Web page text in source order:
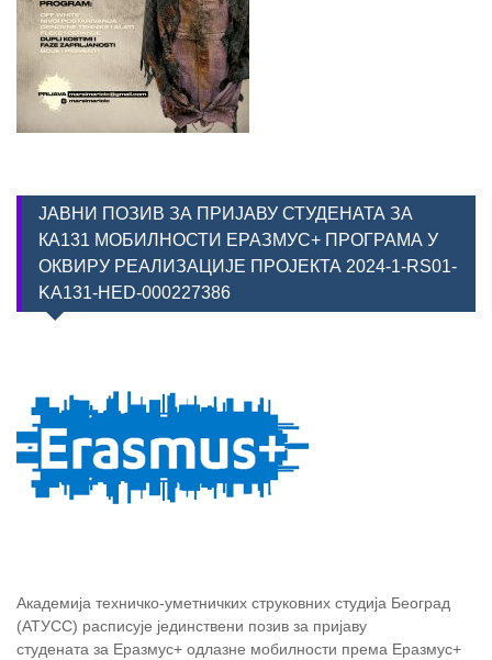
ЈАВНИ ПОЗИВ ЗА ПРИЈАВУ СТУДЕНАТА ЗА
КА131 МОБИЛНОСТИ ЕРАЗМУС+ ПРОГРАМА У
ОКВИРУ РЕАЛИЗАЦИЈЕ ПРОЈЕКТА 2024-1-RS01-
KA131-HED-000227386
Академија техничко-уметничких струковних студија Београд
(АТУСС) расписује јединствени позив за пријаву
студената за Еразмус+ одлазне мобилности према Еразмус+